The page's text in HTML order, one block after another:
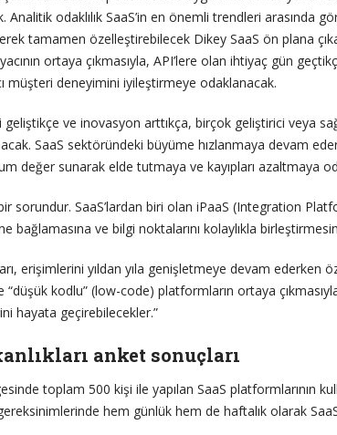
Analitik odaklılık SaaS’in en önemli trendleri arasında
tamamen özelleştirebilecek Dikey SaaS ön plana
ortaya çıkmasıyla, API’lere olan ihtiyaç gün
müşteri deneyimini iyileştirmeye odaklanacak.
ve inovasyon arttıkça, birçok geliştirici veya
SaaS sektöründeki büyüme hızlanmaya devam
değer sunarak elde tutmaya ve kayıpları azaltmaya
sorundur. SaaS’lardan biri olan iPaaS (Integration
bağlamasına ve bilgi noktalarını kolaylıkla
erişimlerini yıldan yıla genişletmeye devam ederken
“düşük kodlu” (low-code) platformların ortaya
hayata geçirebilecekler.”
anket sonuçları
toplam 500 kişi ile yapılan SaaS platformlarının
hem günlük hem de haftalık olarak